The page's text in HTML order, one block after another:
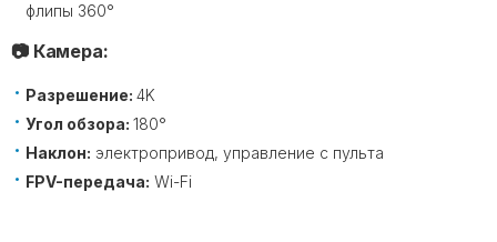
флипы 360°
📷 Камера:
Разрешение: 4K
Угол обзора: 180°
Наклон: электропривод, управление с пульта
FPV-передача: Wi-Fi